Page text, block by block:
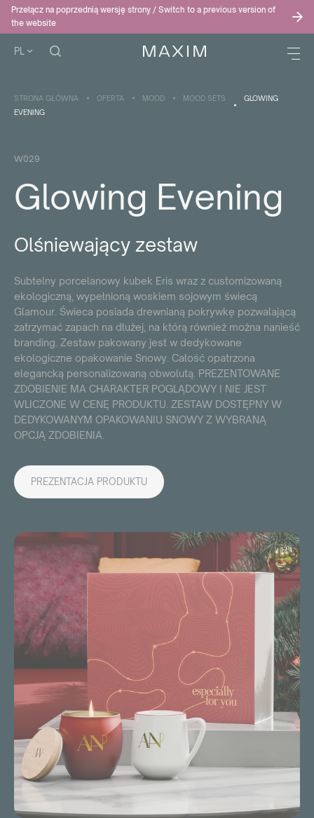
Przełącz na poprzednią wersję strony / Switch to a previous version of
the website
PL
STRONA GŁÓWNA OFERTA MOOD MOOD SETS
GLOWING
EVENING
W029
Glowing Evening
Olśniewający zestaw
Subtelny porcelanowy kubek Eris wraz z customizowaną
ekologiczną, wypełnioną woskiem sojowym świecą
Glamour. Świeca posiada drewnianą pokrywkę pozwalającą
zatrzymać zapach na dłużej, na którą również można nanieść
branding. Zestaw pakowany jest w dedykowane
ekologiczne opakowanie Snowy. Całość opatrzona
elegancką personalizowaną obwolutą. PREZENTOWANE
ZDOBIENIE MA CHARAKTER POGLĄDOWY I NIE JEST
WLICZONE W CENĘ PRODUKTU. ZESTAW DOSTĘPNY W
DEDYKOWANYM OPAKOWANIU SNOWY Z WYBRANĄ
OPCJĄ ZDOBIENIA.
PREZENTACJA PRODUKTU